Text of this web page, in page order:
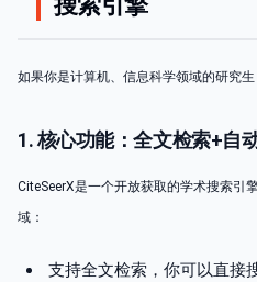
如果你是计算机、信息科学领域的研究生
1. 核心功能：全文检索+自
CiteSeerX是一个开放获取的学术搜索引
域：
支持全文检索，你可以直接